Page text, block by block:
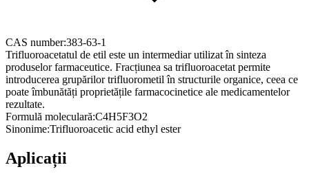
CAS number:383-63-1
Trifluoroacetatul de etil este un intermediar utilizat în sinteza
produselor farmaceutice. Fracțiunea sa trifluoroacetat permite
introducerea grupărilor trifluorometil în structurile organice, ceea ce
poate îmbunătăți proprietățile farmacocinetice ale medicamentelor
rezultate.
Formulă moleculară:C4H5F3O2
Sinonime:Trifluoroacetic acid ethyl ester
Aplicații